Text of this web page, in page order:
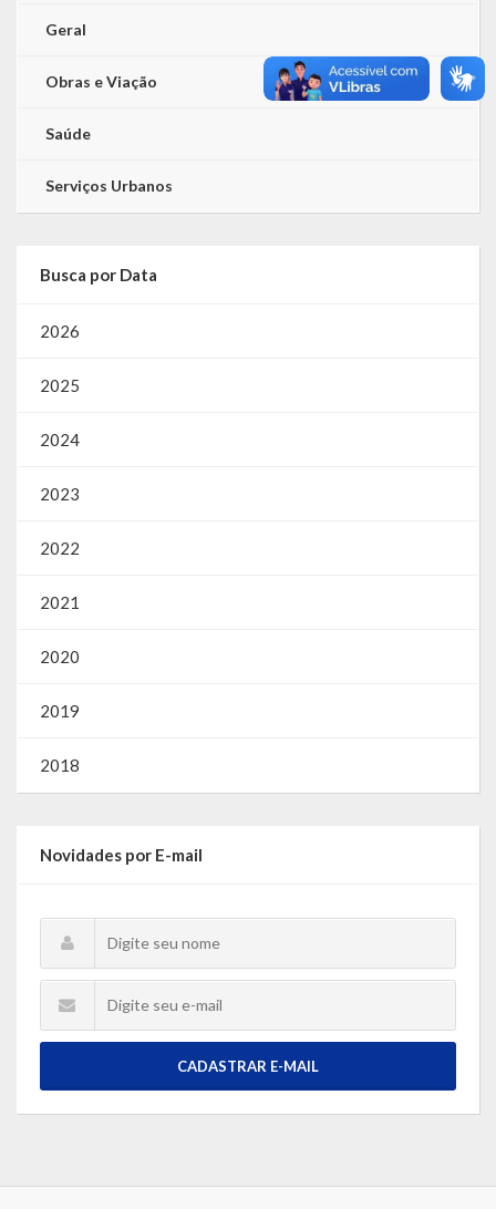
Geral
Obras e Viação
Saúde
Serviços Urbanos
Busca por Data
2026
2025
2024
2023
2022
2021
2020
2019
2018
Novidades por E-mail
CADASTRAR E-MAIL